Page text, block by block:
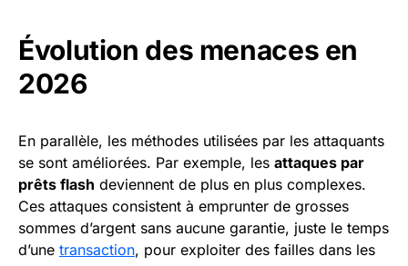
Évolution des menaces en
2026
En parallèle, les méthodes utilisées par les attaquants
se sont améliorées. Par exemple, les attaques par
prêts flash deviennent de plus en plus complexes.
Ces attaques consistent à emprunter de grosses
sommes d’argent sans aucune garantie, juste le temps
d’une transaction, pour exploiter des failles dans les